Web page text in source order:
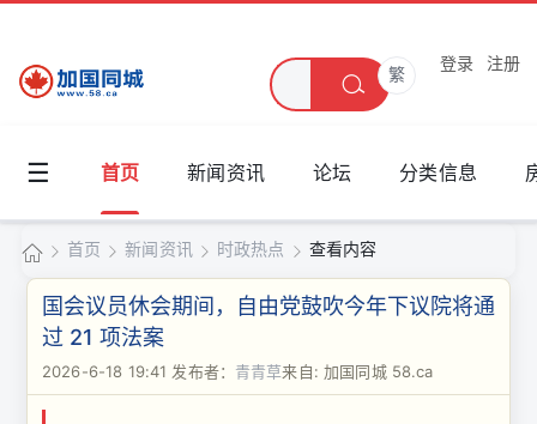
繁
登录 注册
☰ 首页 新闻资讯 论坛 分类信息
加
国
同
城
›
首页
›
新闻资讯 时政热点 查看内容
国会议员休会期间，自由党鼓吹今年下议院将通
过 21 项法案
2026-6-18 19:41 发布者： 青青草来自: 加国同城 58.ca